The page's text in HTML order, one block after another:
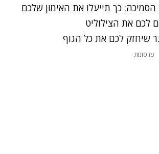
כך תייעלו את האימון שלכם
לכם את הצילוליט
שיחזק לכם את כל הגוף
פרסומת